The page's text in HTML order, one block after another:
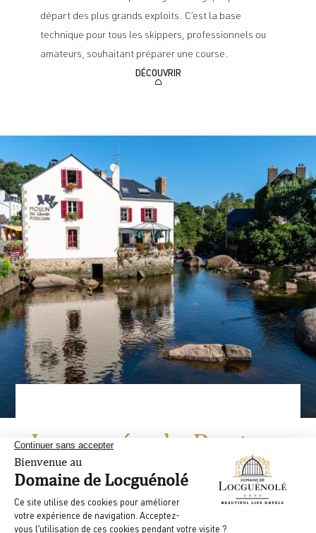
départ des plus grands exploits. C’est la base
technique pour tous les skippers, professionnels ou
amateurs, souhaitant préparer une course.
DÉCOUVRIR
Le musée de Pont-
Aven
Non loin de notre hôtel, faites escale à Pont-Aven à